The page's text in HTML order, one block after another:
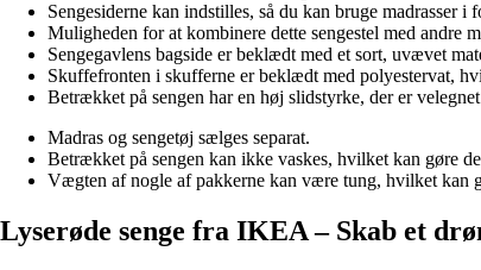
Sengesiderne kan indstilles, så du kan bruge madrasser i
Muligheden for at kombinere dette sengestel med
Sengegavlens bagside er beklædt med et sort, uvævet
Skuffefronten i skufferne er beklædt med polyestervat,
Betrækket på sengen har en høj slidstyrke, der er
Madras og sengetøj sælges separat.
Betrækket på sengen kan ikke vaskes, hvilket kan gøre
Vægten af ​​nogle af pakkerne kan være tung, hvilket kan
Lyserøde senge fra IKEA – Skab et